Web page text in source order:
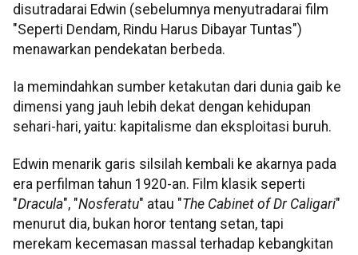
disutradarai Edwin (sebelumnya menyutradarai film
"Seperti Dendam, Rindu Harus Dibayar Tuntas")
menawarkan pendekatan berbeda.
Ia memindahkan sumber ketakutan dari dunia gaib ke
dimensi yang jauh lebih dekat dengan kehidupan
sehari-hari, yaitu: kapitalisme dan eksploitasi buruh.
Edwin menarik garis silsilah kembali ke akarnya pada
era perfilman tahun 1920-an. Film klasik seperti
"Dracula", "Nosferatu" atau "The Cabinet of Dr Caligari"
menurut dia, bukan horor tentang setan, tapi
merekam kecemasan massal terhadap kebangkitan